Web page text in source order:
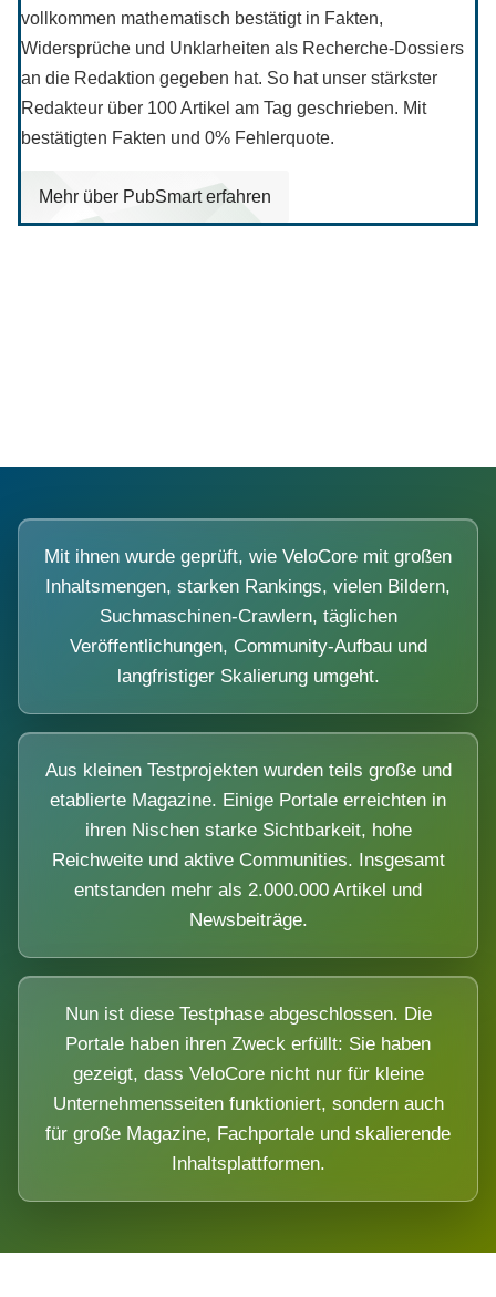
vollkommen mathematisch bestätigt in Fakten,
Widersprüche und Unklarheiten als Recherche-Dossiers
an die Redaktion gegeben hat. So hat unser stärkster
Redakteur über 100 Artikel am Tag geschrieben. Mit
bestätigten Fakten und 0% Fehlerquote.
Mehr über PubSmart erfahren
Mit ihnen wurde geprüft, wie VeloCore mit großen
Inhaltsmengen, starken Rankings, vielen Bildern,
Suchmaschinen-Crawlern, täglichen
Veröffentlichungen, Community-Aufbau und
langfristiger Skalierung umgeht.
Aus kleinen Testprojekten wurden teils große und
etablierte Magazine. Einige Portale erreichten in
ihren Nischen starke Sichtbarkeit, hohe
Reichweite und aktive Communities. Insgesamt
entstanden mehr als 2.000.000 Artikel und
Newsbeiträge.
Nun ist diese Testphase abgeschlossen. Die
Portale haben ihren Zweck erfüllt: Sie haben
gezeigt, dass VeloCore nicht nur für kleine
Unternehmensseiten funktioniert, sondern auch
für große Magazine, Fachportale und skalierende
Inhaltsplattformen.